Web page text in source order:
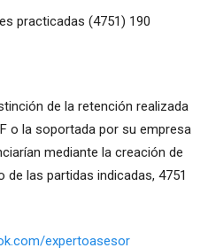
practicadas (4751) 190
de la retención realizada
o la soportada por su empresa
mediante la creación de
las partidas indicadas, 4751
expertoasesor